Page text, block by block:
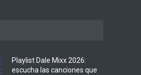
Playlist Dale Mixx 2026:
escucha las canciones que